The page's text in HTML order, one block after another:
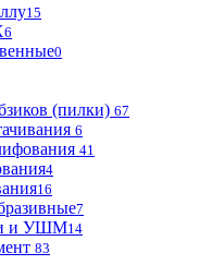
15
6
0
(пилки) 67
6
41
4
16
7
и УШМ14
83